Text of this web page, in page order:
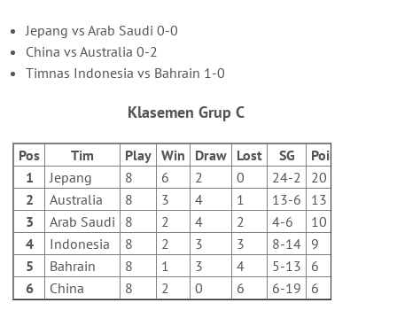
Jepang vs Arab Saudi 0-0
China vs Australia 0-2
Timnas Indonesia vs Bahrain 1-0
Klasemen Grup C
Pos Tim Play Win Draw Lost SG
Poin
1
Jepang 8 6 2 0 24-2
20
2
Australia 8 3 4 1 13-6
13
3
Arab Saudi 8 2 4 2 4-6
10
4
Indonesia 8 2 3 3 8-14 9
5
Bahrain 8 1 3 4 5-13
6
6
China 8 2 0 6 6-19 6